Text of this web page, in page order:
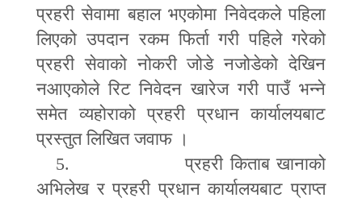
प्रहरी सेवामा बहाल भएकोमा निवेदकले पहिला
लिएको उपदान रकम फिर्ता गरी पहिले गरेको
प्रहरी सेवाको नोकरी जोडे नजोडेको देखिन
नआएकोले रिट निवेदन खारेज गरी पाउँ भन्ने
समेत व्यहोराको प्रहरी प्रधान कार्यालयबाट
प्रस्तुत लिखित जवाफ ।
5.
प्रहरी किताब खानाको
अभिलेख र प्रहरी प्रधान कार्यालयबाट प्राप्त